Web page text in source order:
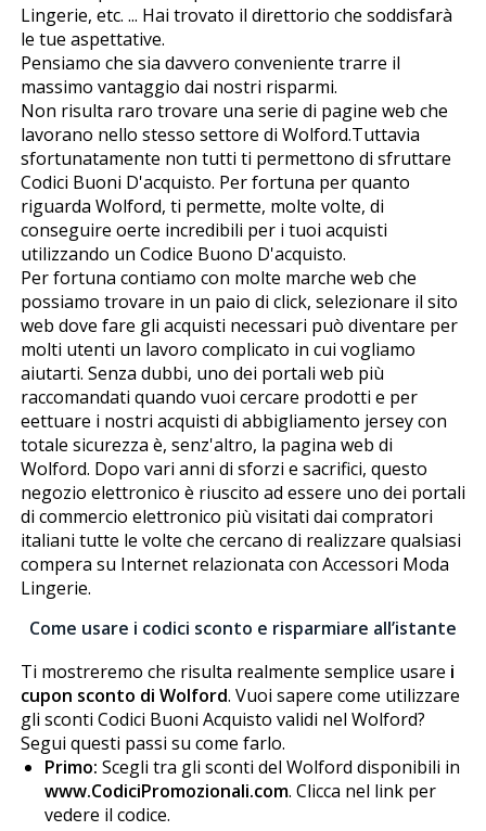
Lingerie, etc. ... Hai trovato il direttorio che soddisfarà
le tue aspettative.
Pensiamo che sia davvero conveniente trarre il
massimo vantaggio dai nostri risparmi.
Non risulta raro trovare una serie di pagine web che
lavorano nello stesso settore di Wolford.Tuttavia
sfortunatamente non tutti ti permettono di sfruttare
Codici Buoni D'acquisto. Per fortuna per quanto
riguarda Wolford, ti permette, molte volte, di
conseguire offerte incredibili per i tuoi acquisti
utilizzando un Codice Buono D'acquisto.
Per fortuna contiamo con molte marche web che
possiamo trovare in un paio di click, selezionare il sito
web dove fare gli acquisti necessari può diventare per
molti utenti un lavoro complicato in cui vogliamo
aiutarti. Senza dubbi, uno dei portali web più
raccomandati quando vuoi cercare prodotti e per
effettuare i nostri acquisti di abbigliamento jersey con
totale sicurezza è, senz'altro, la pagina web di
Wolford. Dopo vari anni di sforzi e sacrifici, questo
negozio elettronico è riuscito ad essere uno dei portali
di commercio elettronico più visitati dai compratori
italiani tutte le volte che cercano di realizzare qualsiasi
compera su Internet relazionata con Accessori Moda
Lingerie.
Come usare i codici sconto e risparmiare all’istante
Ti mostreremo che risulta realmente semplice usare i
cupon sconto di Wolford. Vuoi sapere come utilizzare
gli sconti Codici Buoni Acquisto validi nel Wolford?
Segui questi passi su come farlo.
Primo: Scegli tra gli sconti del Wolford disponibili in
www.CodiciPromozionali.com. Clicca nel link per
vedere il codice.